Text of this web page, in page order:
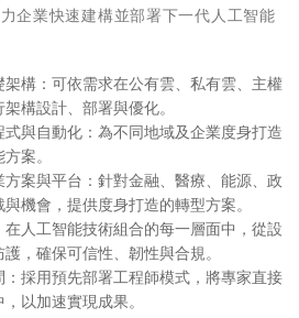
企業快速建構並部署下一代人工智能
架構：可依需求在公有雲、私有雲、主權
構設計、部署與優化。
式與自動化：為不同地域及企業度身打造
案。
方案與平台：針對金融、醫療、能源、政
機會，提供度身打造的轉型方案。
在人工智能技術組合的每一層面中，從設
，確保可信性、韌性與合規。
：採用預先部署工程師模式，將專家直接
以加速實現成果。